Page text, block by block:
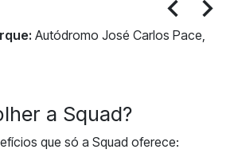
Autódromo José Carlos Pace,
a Squad?
que só a Squad oferece: